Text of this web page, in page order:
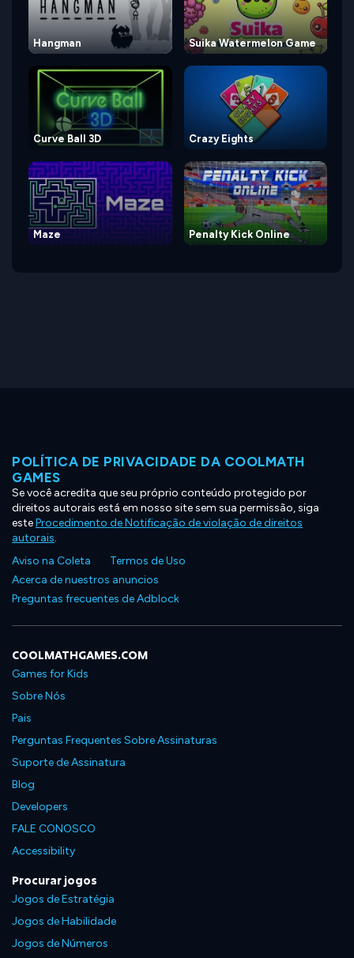
Hangman Suika Watermelon Game
Curve Ball 3D Crazy Eights
Maze Penalty Kick Online
POLÍTICA DE PRIVACIDADE DA COOLMATH
GAMES
Se você acredita que seu próprio conteúdo protegido por
direitos autorais está em nosso site sem sua permissão, siga
esteProcedimento de Notificação de violação de direitos
autorais.
Aviso na Coleta
Termos de Uso
Acerca de nuestros anuncios
Preguntas frecuentes de Adblock
COOLMATHGAMES.COM
Games for Kids
Sobre Nós
Pais
Perguntas Frequentes Sobre Assinaturas
Suporte de Assinatura
Blog
Developers
FALE CONOSCO
Accessibility
Procurar jogos
Jogos de Estratégia
Jogos de Habilidade
Jogos de Números